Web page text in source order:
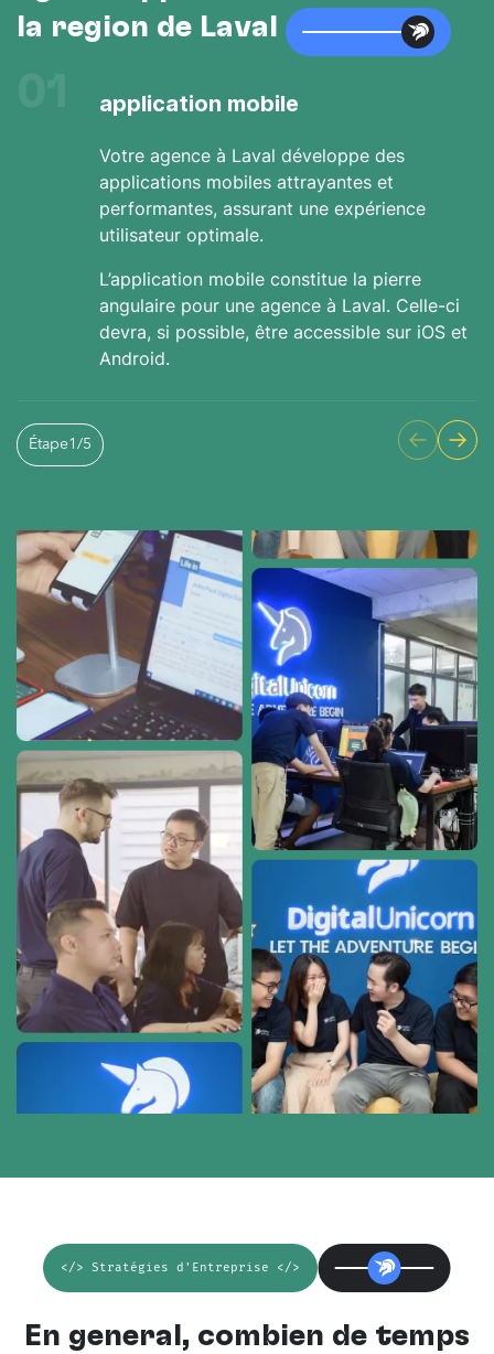
la région de Laval
application mobile
Votre agence à Laval développe des
applications mobiles attrayantes et
performantes, assurant une expérience
utilisateur optimale.
L’application mobile constitue la pierre
angulaire pour une agence à Laval. Celle-ci
devra, si possible, être accessible sur iOS et
Android.
Étape1 /5
</> Stratégies d'Entreprise </>
En général, combien de temps